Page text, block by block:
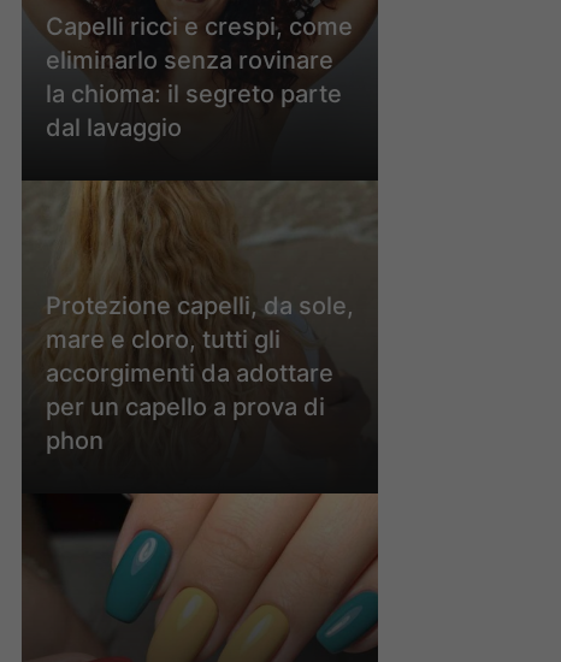
Capelli ricci e crespi, come
eliminarlo senza rovinare
la chioma: il segreto parte
dal lavaggio
Protezione capelli, da sole,
mare e cloro, tutti gli
accorgimenti da adottare
per un capello a prova di
phon